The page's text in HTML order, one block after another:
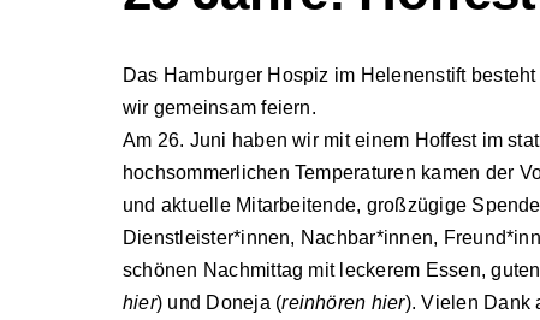
Das Hamburger Hospiz im Helenenstift
wir gemeinsam feiern.
Am 26. Juni haben wir mit einem Hoffest im
hochsommerlichen Temperaturen kamen der
und aktuelle Mitarbeitende, großzügige
Dienstleister*innen, Nachbar*innen,
schönen Nachmittag mit leckerem Essen,
hier) und Doneja (reinhören hier). Vielen Dank